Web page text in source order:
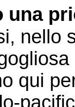
una
nello
qui